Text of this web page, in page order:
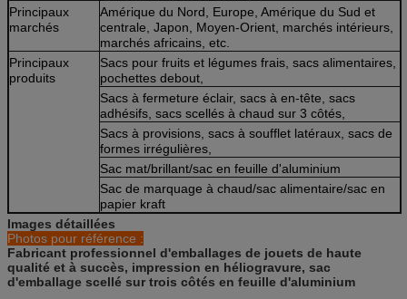
Principaux
marchés
Amérique du Nord, Europe, Amérique du Sud et
centrale, Japon, Moyen-Orient, marchés intérieurs,
marchés africains, etc.
Principaux
produits
Sacs pour fruits et légumes frais, sacs alimentaires,
pochettes debout,
Sacs à fermeture éclair, sacs à en-tête, sacs
adhésifs, sacs scellés à chaud sur 3 côtés,
Sacs à provisions, sacs à soufflet latéraux, sacs de
formes irrégulières,
Sac mat/brillant/sac en feuille d'aluminium
Sac de marquage à chaud/sac alimentaire/sac en
papier kraft
Images détaillées
Photos pour référence :
Fabricant professionnel d'emballages de jouets de haute
qualité et à succès, impression en héliogravure, sac
d'emballage scellé sur trois côtés en feuille d'aluminium